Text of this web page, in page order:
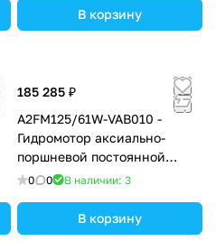
объем 32 см3, номинальное
давление 400 бар
В корзину
185 285 ₽
A2FM125/61W-VAB010 -
Гидромотор аксиально-
поршневой постоянной
производительности с
объем 125 см3, номинальное
давление 400 бар
0 0 В наличии: 3
В корзину